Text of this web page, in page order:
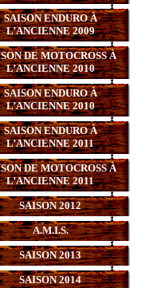
SAISON ENDURO À
L’ANCIENNE 2009
DE MOTOCROSS À
L’ANCIENNE 2010
SAISON ENDURO À
L’ANCIENNE 2010
SAISON ENDURO À
L’ANCIENNE 2011
DE MOTOCROSS À
L’ANCIENNE 2011
SAISON 2012
A.M.I.S.
SAISON 2013
SAISON 2014